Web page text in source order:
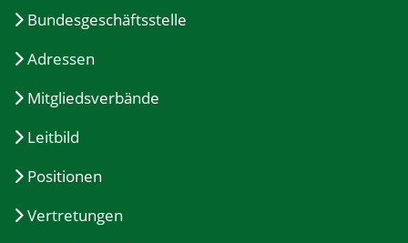
Bundesgeschäftsstelle
Adressen
Mitgliedsverbände
Leitbild
Positionen
Vertretungen